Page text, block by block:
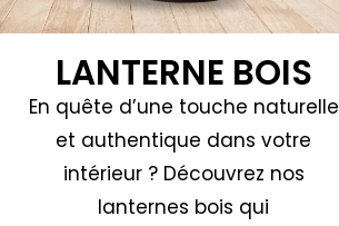
LANTERNE BOIS
En quête d’une touche naturelle
et authentique dans votre
intérieur ? Découvrez nos
lanternes bois qui